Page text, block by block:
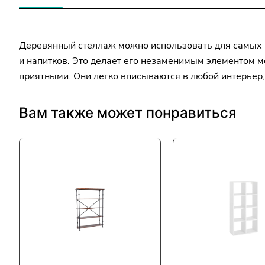
Деревянный стеллаж можно использовать для самых
и напитков. Это делает его незаменимым элементом
приятными. Они легко вписываются в любой
Вам также может понравиться